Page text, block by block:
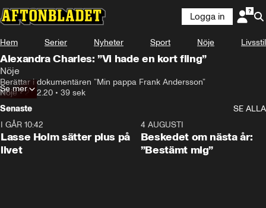
Logga in
Hem Serier Nyheter Sport Nöje Livsstil
Alexandra Charles: ”Vi hade en kort fling”
Nöje
Berättar i dokumentären ”Min pappa Frank Andersson”
Nöje•27.12.20 • 39 sek
Se mer
Senaste
SE ALLA
I GÅR 10:42
Lasse Holm sätter plus på
livet
4 AUGUSTI
Beskedet om nästa år:
”Bestämt mig”